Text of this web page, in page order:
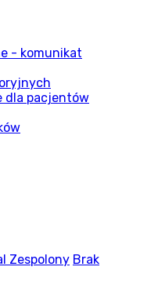
- komunikat
dla pacjentów
Zespolony Brak